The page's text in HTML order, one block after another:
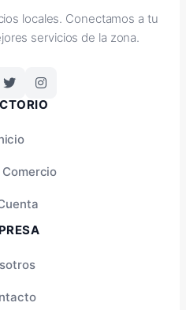
locales. Conectamos a tu
servicios de la zona.